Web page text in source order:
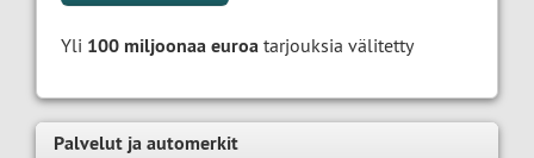
Yli 100 miljoonaa euroa tarjouksia välitetty
Palvelut ja automerkit